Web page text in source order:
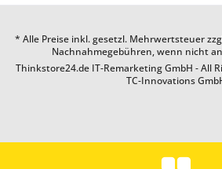
* Alle Preise inkl. gesetzl. Mehrwertsteuer
Nachnahmegebühren, wenn nicht
Thinkstore24.de IT-Remarketing GmbH - All
TC-Innovations